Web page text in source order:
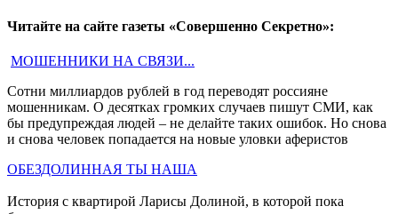
Читайте на сайте газеты «Совершенно Секретно»:
МОШЕННИКИ НА СВЯЗИ...
Сотни миллиардов рублей в год переводят россияне
мошенникам. О десятках громких случаев пишут СМИ, как
бы предупреждая людей – не делайте таких ошибок. Но снова
и снова человек попадается на новые уловки аферистов
ОБЕЗДОЛИННАЯ ТЫ НАША
История с квартирой Ларисы Долиной, в которой пока